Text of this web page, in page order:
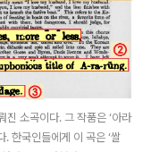
소곡이다. 그 작품은 ‘아라
한국인들에게 이 곡은 ‘쌀